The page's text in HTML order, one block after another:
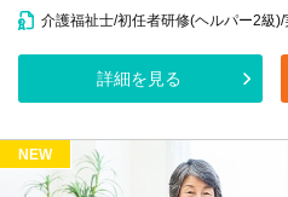
介護福祉士/初任者研修(ヘルパー2級
詳細を見る
NEW